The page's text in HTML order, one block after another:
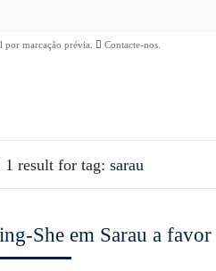
marcação prévia. Contacte-nos.
1 result for tag: sarau
She em Sarau a